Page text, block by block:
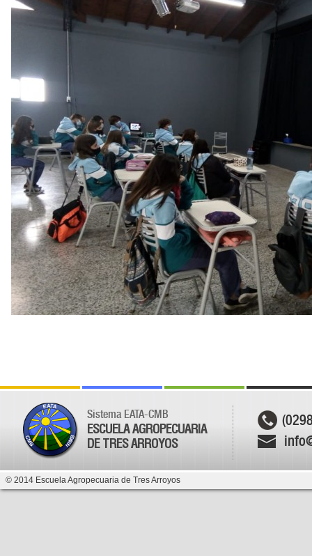
Sistema EATA-CMB
ESCUELA AGROPECUARIA
DE TRES ARROYOS
© 2014 Escuela Agropecuaria de Tres Arroyos